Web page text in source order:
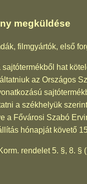
megküldése
filmgyártók, első
hat
az Országos
a székhelyük
a Fővárosi Szabó
hónapját követő
rendelet 5. §, 8. §